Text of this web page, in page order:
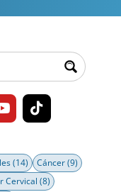
(14) Cáncer(9)
Cervical (8)